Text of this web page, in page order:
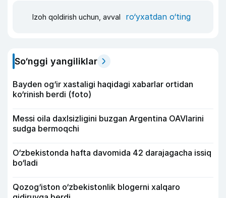
Izoh qoldirish uchun, avval ro‘yxatdan o‘ting
So‘nggi yangiliklar
Bayden og‘ir xastaligi haqidagi xabarlar ortidan
ko‘rinish berdi (foto)
Messi oila daxlsizligini buzgan Argentina OAVlarini
sudga bermoqchi
O‘zbekistonda hafta davomida 42 darajagacha issiq
bo‘ladi
Qozog‘iston o‘zbekistonlik blogerni xalqaro